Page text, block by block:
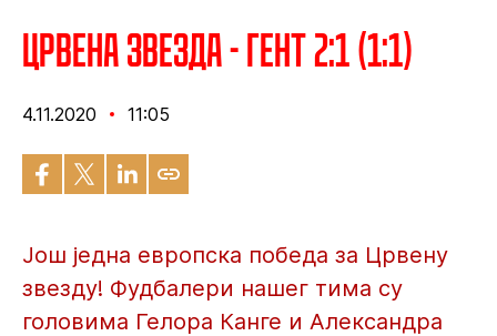
Црвена звезда - Гент 2:1 (1:1)
4.11.2020 11:05
Још једна европска победа за Црвену
звезду! Фудбалери нашег тима су
головима Гелора Канге и Александра